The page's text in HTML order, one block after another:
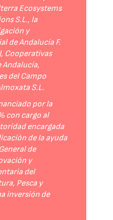
Ecosystems
S.L., la
y
de Andalucía F.
Cooperativas
del Campo
S.L.
por la
con cargo al
encargada
de la ayuda
de
y
del
Pesca y
inversión de